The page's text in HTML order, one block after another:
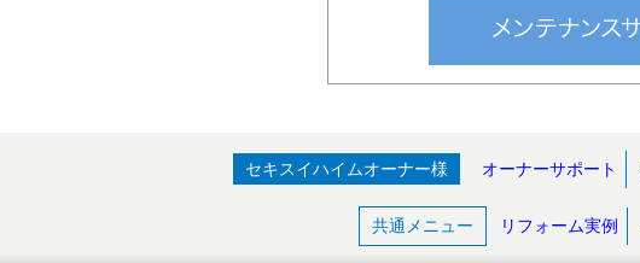
セキスイハイムオーナー様 オーナーサポート
共通メニュー リフォーム実例